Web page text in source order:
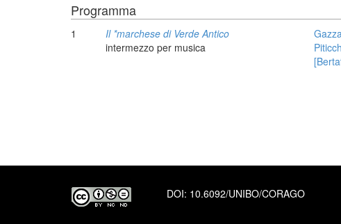
Programma
1
Il *marchese di Verde Antico
intermezzo per musica
DOI: 10.6092/UNIBO/CORAGO